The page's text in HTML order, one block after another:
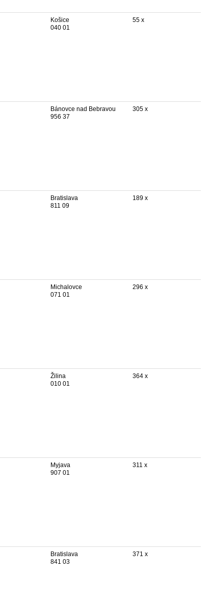
Košice
040 01
55 x
Bánovce nad Bebravou
956 37
305 x
Bratislava
811 09
189 x
Michalovce
071 01
296 x
Žilina
010 01
364 x
Myjava
907 01
311 x
Bratislava
841 03
371 x